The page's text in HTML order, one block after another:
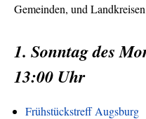
Gemeinden, und
1. Sonntag des
13:00 Uhr
Frühstückstreff Augsburg